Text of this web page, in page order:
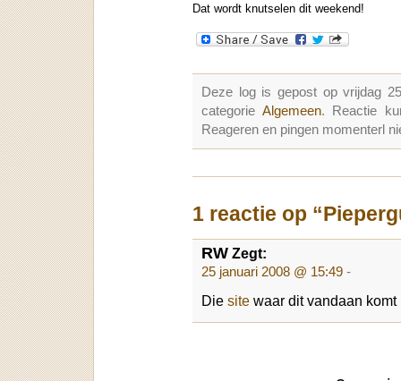
Dat wordt knutselen dit weekend!
Deze log is gepost op vrijdag
categorie Algemeen. Reactie
Reageren en pingen momenterl
1 reactie op
RW Zegt:
25 januari 2008 @ 15:49 -
Die site waar dit vandaan